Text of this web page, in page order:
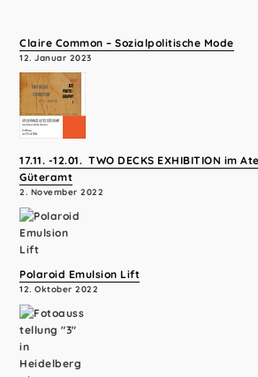
Claire Common – Sozialpolitische Mode
12. Januar 2023
17.11. -12.01. TWO DECKS EXHIBITION im
Güteramt
2. November 2022
Polaroid Emulsion Lift
12. Oktober 2022